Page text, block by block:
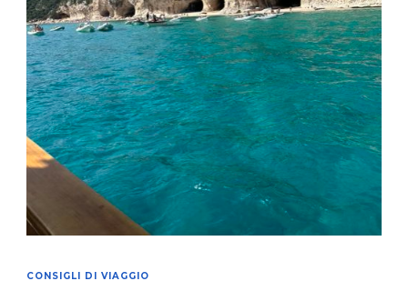
CONSIGLI DI VIAGGIO